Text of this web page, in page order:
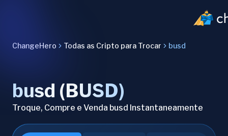
ChangeHero Todas as Cripto para Trocar busd
busd (BUSD)
Troque, Compre e Venda busd Instantaneamente